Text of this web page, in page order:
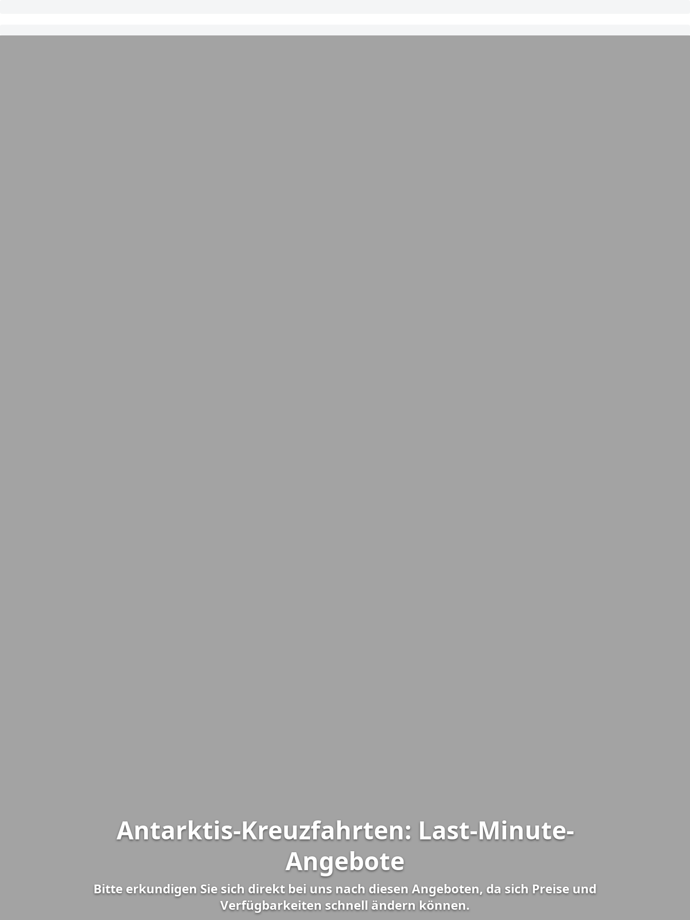
Antarktis-Kreuzfahrten: Last-Minute-
Angebote
Bitte erkundigen Sie sich direkt bei uns nach diesen Angeboten, da sich Preise und
Verfügbarkeiten schnell ändern können.